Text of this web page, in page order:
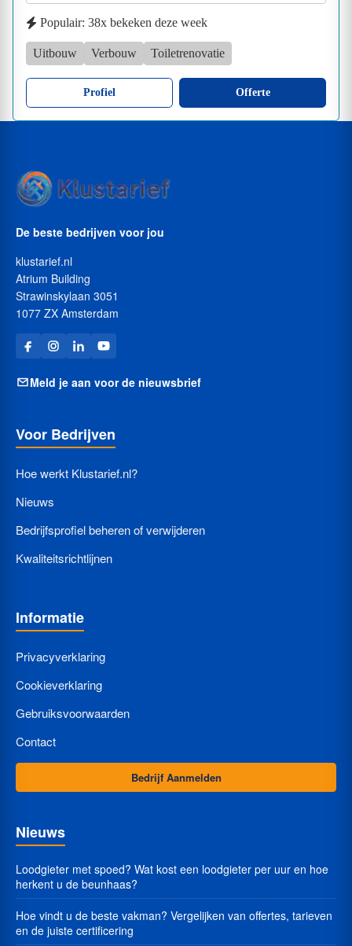
Populair: 38x bekeken deze week
Uitbouw Verbouw Toiletrenovatie
Profiel Offerte
De beste bedrijven voor jou
klustarief.nl
Atrium Building
Strawinskylaan 3051
1077 ZX Amsterdam
Meld je aan voor de nieuwsbrief
Voor Bedrijven
Hoe werkt Klustarief.nl?
Nieuws
Bedrijfsprofiel beheren of verwijderen
Kwaliteitsrichtlijnen
Informatie
Privacyverklaring
Cookieverklaring
Gebruiksvoorwaarden
Contact
Bedrijf Aanmelden
Nieuws
Loodgieter met spoed? Wat kost een loodgieter per uur en hoe
herkent u de beunhaas?
Hoe vindt u de beste vakman? Vergelijken van offertes, tarieven
en de juiste certificering